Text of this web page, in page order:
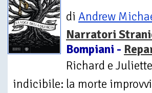
di Andrew
Narratori
Bompiani -
Richard e
indicibile: la morte